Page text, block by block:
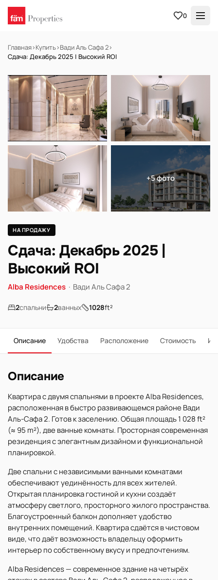
0
Главная›Купить›Вади Аль Сафа 2›
Сдача: Декабрь 2025 | Высокий ROI
НА ПРОДАЖУ Готов к заселению
+5 фото
НА ПРОДАЖУ
Сдача: Декабрь 2025 |
Высокий ROI
Alba Residences · Вади Аль Сафа 2
2спальни 2ванных 1028ft²
Описание Удобства Расположение Стоимость
Описание
Квартира с двумя спальнями в проекте Alba Residences,
расположенная в быстро развивающемся районе Вади
Аль-Сафа 2. Готов к заселению. Общая площадь 1 028 ft²
(≈ 95 m²), две ванные комнаты. Просторная современная
резиденция с элегантным дизайном и функциональной
планировкой.
Две спальни с независимыми ванными комнатами
обеспечивают уединённость для всех жителей.
Открытая планировка гостиной и кухни создаёт
атмосферу светлого, просторного жилого пространства.
Благоустроенный балкон дополняет удобство
внутренних помещений. Квартира сдаётся в чистовом
виде, что даёт возможность владельцу оформить
интерьер по собственному вкусу и предпочтениям.
Alba Residences — современное здание на четырёх